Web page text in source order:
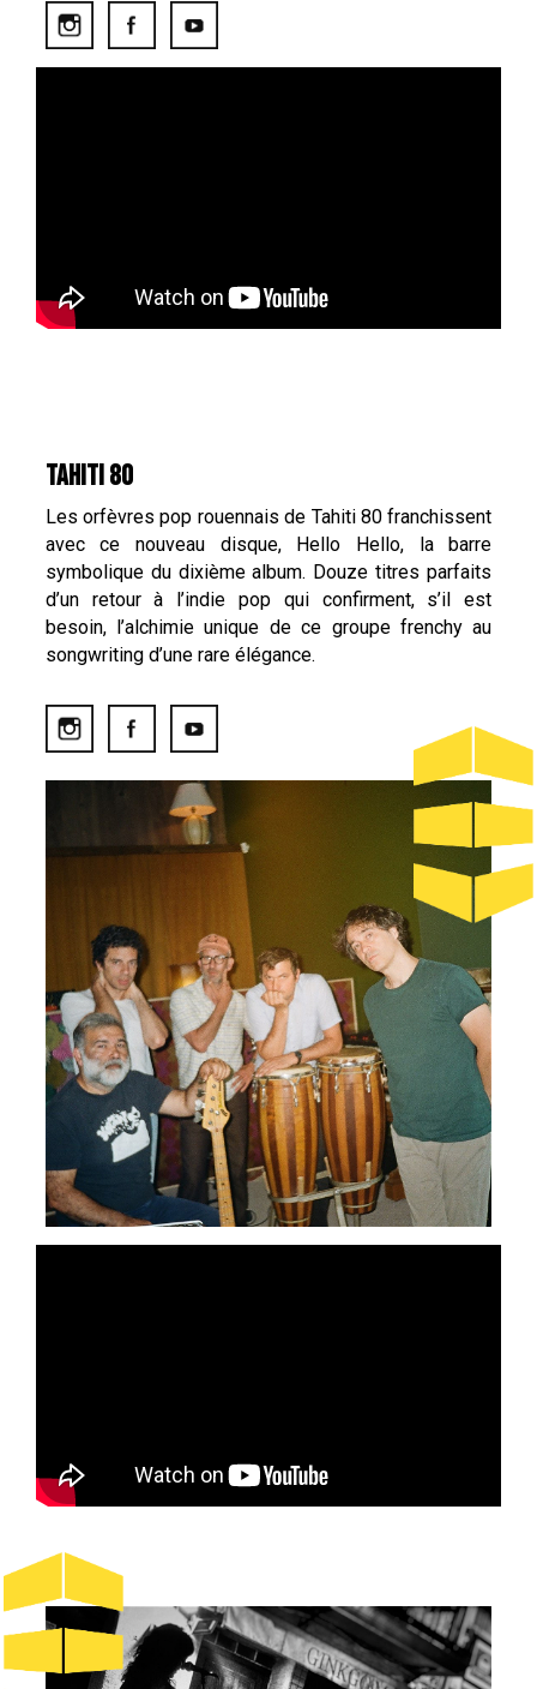
TAHITI 80
Les orfèvres pop rouennais de Tahiti 80 franchissent
avec ce nouveau disque, Hello Hello, la barre
symbolique du dixième album. Douze titres parfaits
d’un retour à l’indie pop qui confirment, s’il est
besoin, l’alchimie unique de ce groupe frenchy au
songwriting d’une rare élégance.